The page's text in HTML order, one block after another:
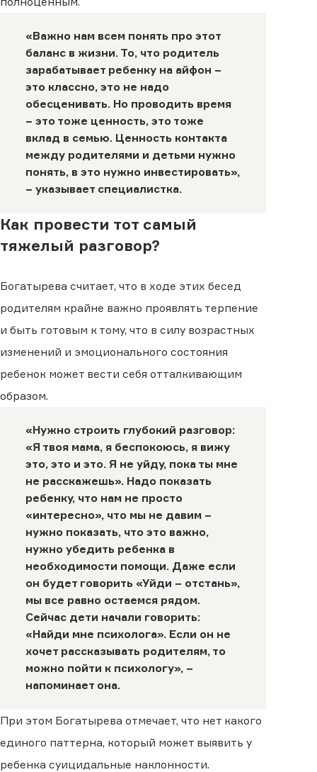
«Важно нам всем понять про этот
баланс в жизни. То, что родитель
зарабатывает ребенку на айфон −
это классно, это не надо
обесценивать. Но проводить время
− это тоже ценность, это тоже
вклад в семью. Ценность контакта
между родителями и детьми нужно
понять, в это нужно инвестировать»,
− указывает специалистка.
Как провести тот самый
тяжелый разговор?
Богатырева считает, что в ходе этих бесед
родителям крайне важно проявлять терпение
и быть готовым к тому, что в силу возрастных
изменений и эмоционального состояния
ребенок может вести себя отталкивающим
образом.
«Нужно строить глубокий разговор:
«Я твоя мама, я беспокоюсь, я вижу
это, это и это. Я не уйду, пока ты мне
не расскажешь». Надо показать
ребенку, что нам не просто
«интересно», что мы не давим −
нужно показать, что это важно,
нужно убедить ребенка в
необходимости помощи. Даже если
он будет говорить «Уйди − отстань»,
мы все равно остаемся рядом.
Сейчас дети начали говорить:
«Найди мне психолога». Если он не
хочет рассказывать родителям, то
можно пойти к психологу», −
напоминает она.
При этом Богатырева отмечает, что нет какого
единого паттерна, который может выявить у
ребенка суицидальные наклонности.